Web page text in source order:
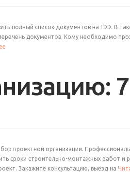
полный список документов на ГЭЭ. В
документов. Кому необходимо
проектной организации.
сроки строительно-монтажных работ
Закажите консультацию, выезд на